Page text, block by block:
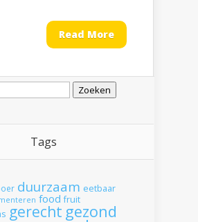
Read More
Tags
duurzaam eetbaar
food fruit
gerecht gezond